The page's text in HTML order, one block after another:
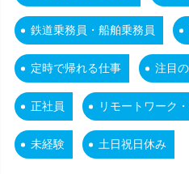
鉄道乗務員・船舶乗務員
定時で帰れる仕事 注目
正社員 リモートワーク
未経験 土日祝日休み